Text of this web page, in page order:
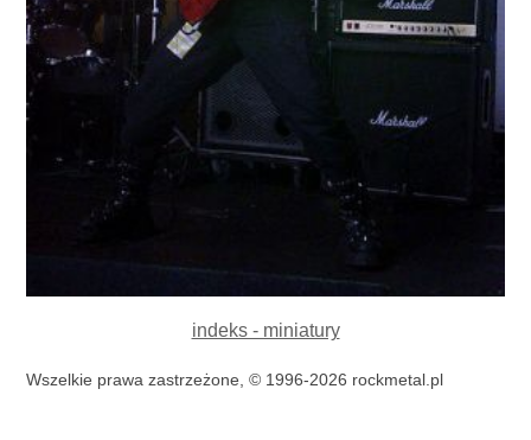
indeks - miniatury
Wszelkie prawa zastrzeżone, © 1996-2026 rockmetal.pl